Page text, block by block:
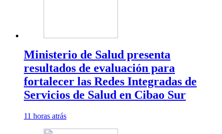
Ministerio de Salud presenta
resultados de evaluación para
fortalecer las Redes Integradas de
Servicios de Salud en Cibao Sur
11 horas atrás